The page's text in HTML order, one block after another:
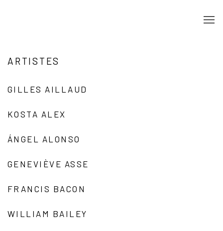
ARTISTES
GILLES AILLAUD
KOSTA ALEX
ÁNGEL ALONSO
GENEVIÈVE ASSE
FRANCIS BACON
WILLIAM BAILEY